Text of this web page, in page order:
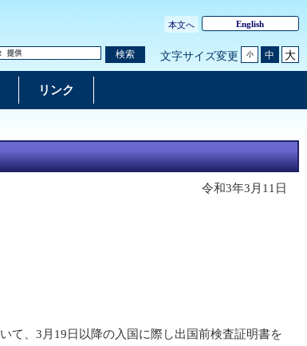
本文へ English
検索 文字サイズ変更 小 中 大
リンク
令和3年3月11日
て、3月19日以降の入国に際し出国前検査証明書を